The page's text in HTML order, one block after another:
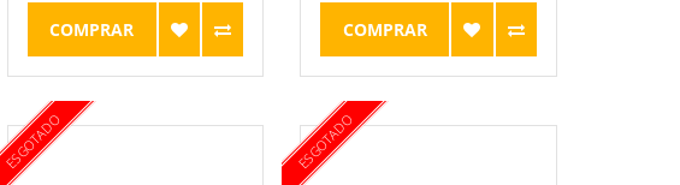
COMPRAR COMPRAR
ESGOTADO ESGOTADO